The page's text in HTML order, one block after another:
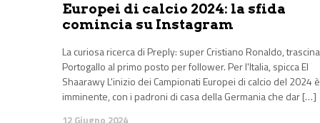
Europei di calcio 2024: la sfida
comincia su Instagram
La curiosa ricerca di Preply: super Cristiano Ronaldo,
Portogallo al primo posto per follower. Per l'Italia, spicca El
Shaarawy L'inizio dei Campionati Europei di calcio del 2024 è
imminente, con i padroni di casa della Germania che dar […]
12 Giugno 2024